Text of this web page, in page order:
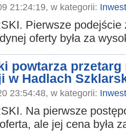
21:24:19, w kategorii:
Pierwsze podejście
oferty była za
powtarza przetarg
w Hadlach
23:54:48, w kategorii:
Na pierwsze
ale jej cena była